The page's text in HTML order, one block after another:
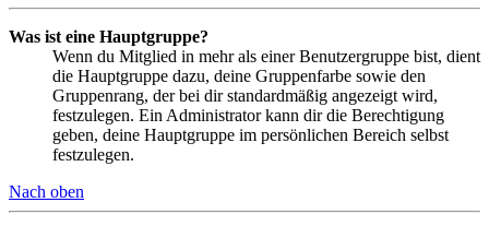
Was ist eine Hauptgruppe?
Wenn du Mitglied in mehr als einer Benutzergruppe bist, dient
die Hauptgruppe dazu, deine Gruppenfarbe sowie den
Gruppenrang, der bei dir standardmäßig angezeigt wird,
festzulegen. Ein Administrator kann dir die Berechtigung
geben, deine Hauptgruppe im persönlichen Bereich selbst
festzulegen.
Nach oben